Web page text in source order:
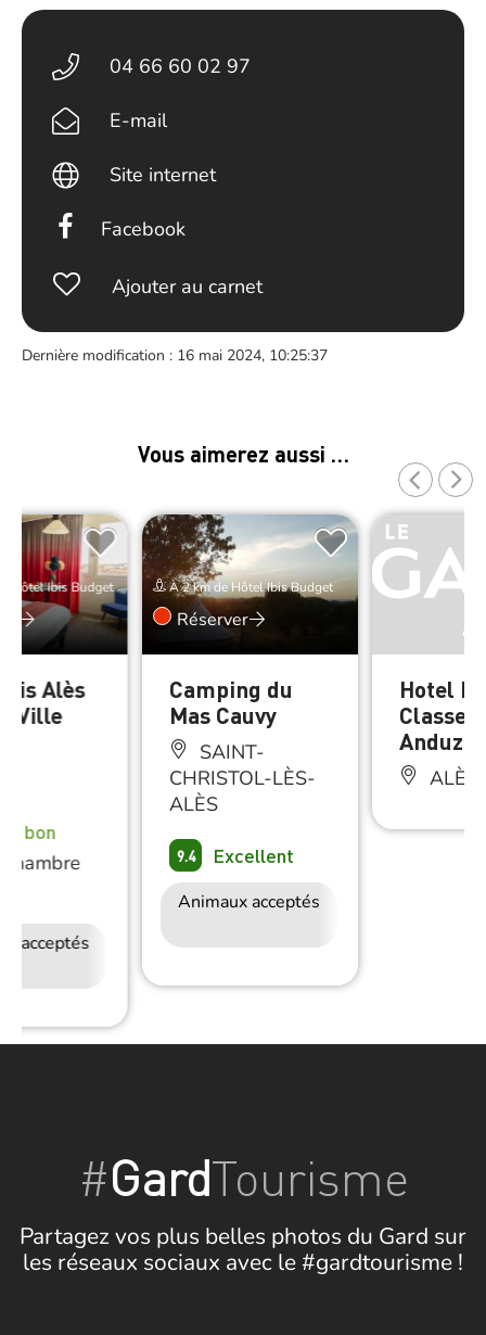
04 66 60 02 97
E-mail
Site internet
Facebook
Ajouter au carnet
Dernière modification : 16 mai 2024, 10:25:37
Vous aimerez aussi …
Hôtel Ibis Budget
Alès
Ville
bon
acceptés Petit déjeuner
Accès Internet
À 2 km de Hôtel Ibis Budget
Réserver
Camping du
Mas Cauvy
SAINT-
CHRISTOL-LÈS-
ALÈS
9.4 Excellent
Animaux acceptés
Hotel
Classe
Anduze
ALÈS
#GardTourisme
Partagez vos plus belles photos du Gard sur
les réseaux sociaux avec le #gardtourisme !